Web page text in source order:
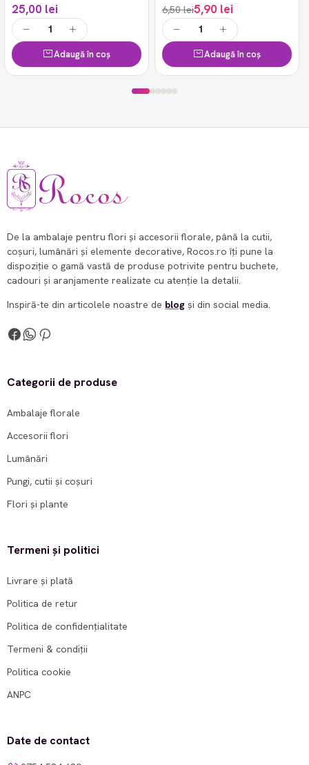
25,00 lei
Adaugă în coș
6,50 lei5,90 lei
Adaugă în coș
De la ambalaje pentru flori și accesorii florale, până la cutii,
coșuri, lumânări și elemente decorative, Rocos.ro îți pune la
dispoziție o gamă vastă de produse potrivite pentru buchete,
cadouri și aranjamente realizate cu atenție la detalii.
Inspiră-te din articolele noastre de blog și din social media.
Categorii de produse
Ambalaje florale
Accesorii flori
Lumânări
Pungi, cutii și coșuri
Flori și plante
Termeni și politici
Livrare și plată
Politica de retur
Politica de confidențialitate
Termeni & condiții
Politica cookie
ANPC
Date de contact